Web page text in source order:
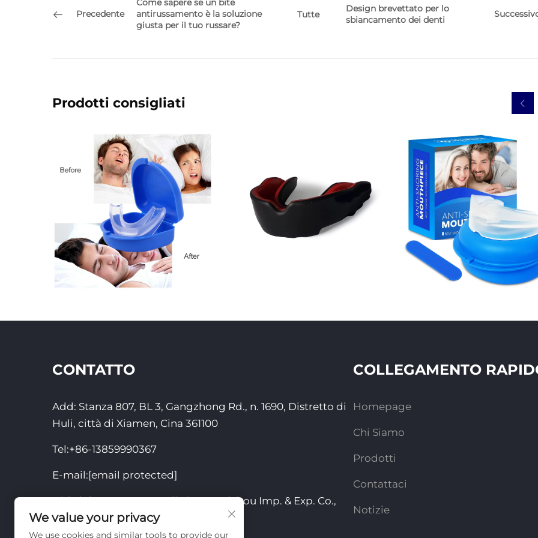
Precedente
Come sapere se un bite
antirussamento è la soluzione
giusta per il tuo russare?
Tutte
Design brevettato per lo
sbiancamento dei denti
Prodotti consigliati
CONTATTO
Add: Stanza 807, BL 3, Gangzhong Rd., n. 1690, Distretto di
Huli, città di Xiamen, Cina 361100
Tel:+86-13859990367
E-mail:[email protected]
Diritti d'autore © 2025 di Xiamen Yizhou Imp. & Exp. Co.,
Ltd.
COLLEGAMENTO
Homepage
Chi Siamo
Prodotti
Contattaci
Notizie
We value your privacy
We use cookies and similar tools to provide our